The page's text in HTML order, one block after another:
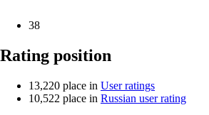
38
Rating position
13,220 place in User ratings
10,522 place in Russian user rating